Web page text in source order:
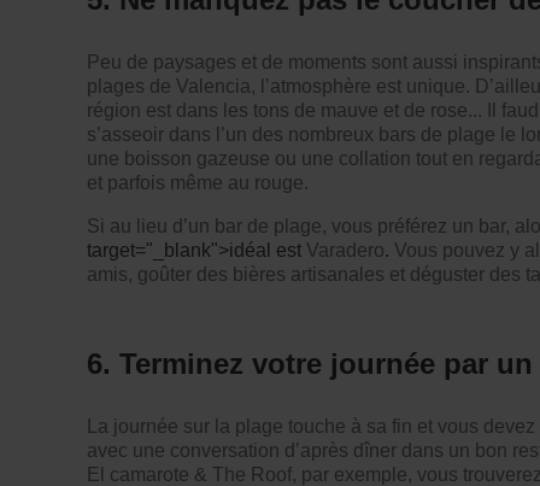
Peu de paysages et de moments sont aussi
plages de Valencia, l’atmosphère est unique.
région est dans les tons de mauve et de rose... Il
s’asseoir dans l’un des nombreux bars de plage le
une boisson gazeuse ou une collation tout en
et parfois même au rouge.
Si au lieu d’un bar de plage, vous préférez un bar,
target="_blank">idéal est Varadero. Vous pouvez y
amis, goûter des bières artisanales et déguster des
6. Terminez votre journée par
La journée sur la plage touche à sa fin et vous
avec une conversation d’après dîner dans un bon
El camarote & The Roof, par exemple, vous